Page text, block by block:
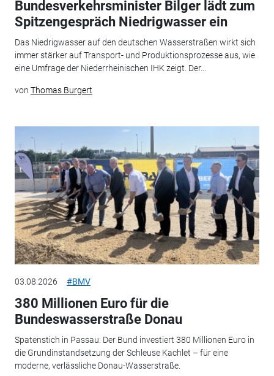
Bundesverkehrsminister Bilger lädt zum
Spitzengespräch Niedrigwasser ein
Das Niedrigwasser auf den deutschen Wasserstraßen wirkt sich
immer stärker auf Transport- und Produktionsprozesse aus, wie
eine Umfrage der Niederrheinischen IHK zeigt. Der...
von Thomas Burgert
03.08.2026 #BMV
380 Millionen Euro für die
Bundeswasserstraße Donau
Spatenstich in Passau: Der Bund investiert 380 Millionen Euro in
die Grundinstandsetzung der Schleuse Kachlet – für eine
moderne, verlässliche Donau-Wasserstraße.